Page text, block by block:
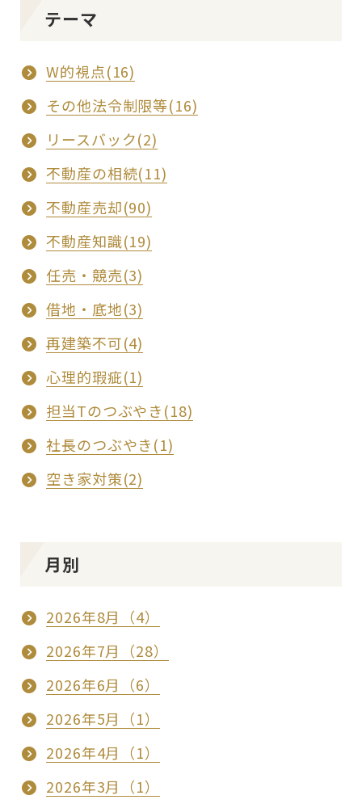
テーマ
W的視点(16)
その他法令制限等(16)
リースバック(2)
不動産の相続(11)
不動産売却(90)
不動産知識(19)
任売・競売(3)
借地・底地(3)
再建築不可(4)
心理的瑕疵(1)
担当Tのつぶやき(18)
社長のつぶやき(1)
空き家対策(2)
月別
2026年8月（4）
2026年7月（28）
2026年6月（6）
2026年5月（1）
2026年4月（1）
2026年3月（1）